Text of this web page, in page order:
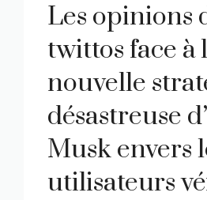
Les opinions
twittos face à
nouvelle
désastreuse
Musk envers
utilisateurs